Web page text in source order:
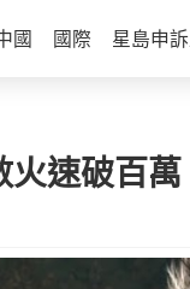
國 國際 星島申
火速破百